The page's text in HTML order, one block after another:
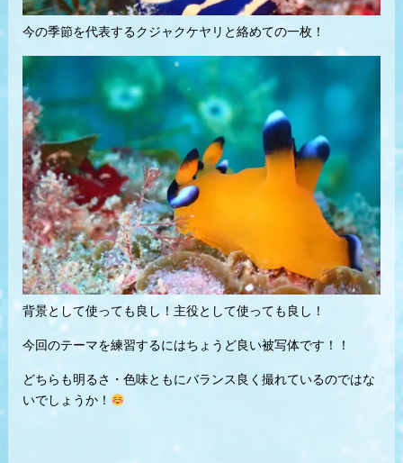
今の季節を代表するクジャクケヤリと絡めての一枚！
背景として使っても良し！主役として使っても良し！
今回のテーマを練習するにはちょうど良い被写体です！！
どちらも明るさ・色味ともにバランス良く撮れているのではな
いでしょうか！